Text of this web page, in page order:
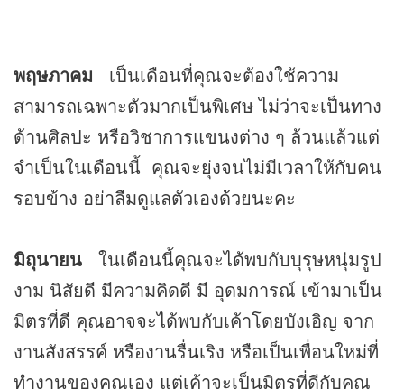
พฤษภาคม เป็นเดือนที่คุณจะต้องใช้ความ
สามารถเฉพาะตัวมากเป็นพิเศษ ไม่ว่าจะเป็นทาง
ด้านศิลปะ หรือวิชาการแขนงต่าง ๆ ล้วนแล้วแต่
จำเป็นในเดือนนี้ คุณจะยุ่งจนไม่มีเวลาให้กับคน
รอบข้าง อย่าลืมดูแลตัวเองด้วยนะคะ
มิถุนายน ในเดือนนี้คุณจะได้พบกับบุรุษหนุ่มรูป
งาม นิสัยดี มีความคิดดี มี อุดมการณ์ เข้ามาเป็น
มิตรที่ดี คุณอาจจะได้พบกับเค้าโดยบังเอิญ จาก
งานสังสรรค์ หรืองานรื่นเริง หรือเป็นเพื่อนใหม่ที่
ทำงานของคุณเอง แต่เค้าจะเป็นมิตรที่ดีกับคุณ